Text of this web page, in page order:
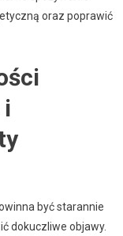
oraz poprawić
i
być starannie
dokuczliwe objawy.